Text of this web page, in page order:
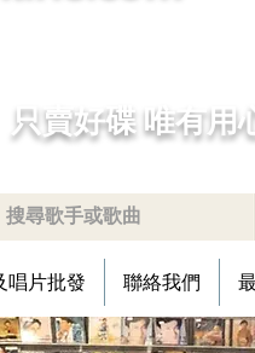
只賣好碟 唯有用
唱片批發 聯絡我們